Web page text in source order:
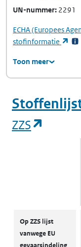
UN-nummer 2291
ECHA(Europees
stofinformatie
Toon meer
ZZS
Op ZZS lijst
vanwege EU
gevaarsindeling